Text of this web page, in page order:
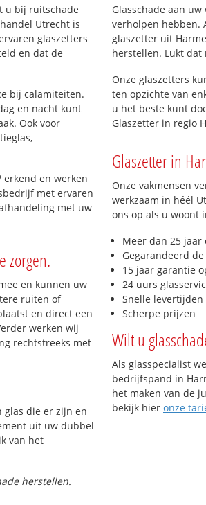
u bij ruitschade
Utrecht is
glaszetters
en dat de
bij calamiteiten.
en nacht kunt
Ook voor
erkend en werken
met ervaren
met uw
zorgen.
en kunnen uw
ruiten of
en direct een
werken wij
rechtstreeks met
glas die er zijn en
uit uw dubbel
van het
herstellen.
Glasschade aan
verholpen hebben.
glaszetter uit
herstellen. Lukt dat
Onze glaszetters
ten opzichte van
u het beste kunt
Glaszetter in regio
Glaszetter in
Onze vakmensen
werkzaam in héél
ons op als u woont
Meer dan 25 jaar
Gegarandeerd
15 jaar garantie
24 uurs
Snelle levertijden
Scherpe prijzen
Wilt u
Als glasspecialist
bedrijfspand in
het maken van de
bekijk hier onze